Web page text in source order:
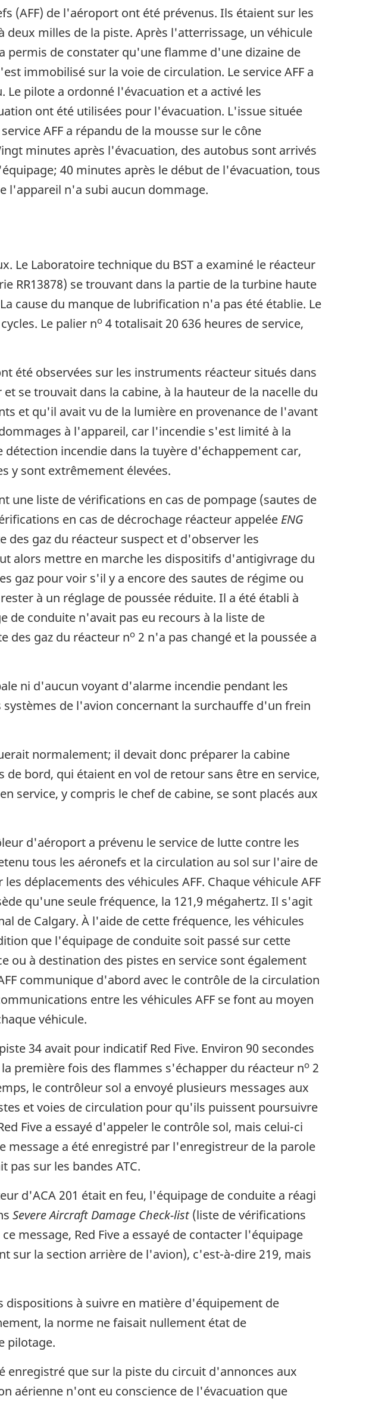
(AFF) de l'aéroport ont été prévenus. Ils étaient sur les
milles de la piste. Après l'atterrissage, un véhicule
permis de constater qu'une flamme d'une dizaine de
immobilisé sur la voie de circulation. Le service AFF a
Le pilote a ordonné l'évacuation et a activé les
ont été utilisées pour l'évacuation. L'issue située
AFF a répandu de la mousse sur le cône
minutes après l'évacuation, des autobus sont arrivés
40 minutes après le début de l'évacuation, tous
l'appareil n'a subi aucun dommage.
Le Laboratoire technique du BST a examiné le réacteur
RR13878) se trouvant dans la partie de la turbine haute
cause du manque de lubrification n'a pas été établie. Le
Le palier no 4 totalisait 20 636 heures de service,
été observées sur les instruments réacteur situés dans
se trouvait dans la cabine, à la hauteur de la nacelle du
et qu'il avait vu de la lumière en provenance de l'avant
à l'appareil, car l'incendie s'est limité à la
incendie dans la tuyère d'échappement car,
y sont extrêmement élevées.
une liste de vérifications en cas de pompage (sautes de
en cas de décrochage réacteur appelée ENG
gaz du réacteur suspect et d'observer les
alors mettre en marche les dispositifs d'antigivrage du
gaz pour voir s'il y a encore des sautes de régime ou
à un réglage de poussée réduite. Il a été établi à
de conduite n'avait pas eu recours à la liste de
des gaz du réacteur no 2 n'a pas changé et la poussée a
ni d'aucun voyant d'alarme incendie pendant les
de l'avion concernant la surchauffe d'un frein
normalement; il devait donc préparer la cabine
bord, qui étaient en vol de retour sans être en service,
service, y compris le chef de cabine, se sont placés aux
d'aéroport a prévenu le service de lutte contre les
tous les aéronefs et la circulation au sol sur l'aire de
déplacements des véhicules AFF. Chaque véhicule AFF
qu'une seule fréquence, la 121,9 mégahertz. Il s'agit
de Calgary. À l'aide de cette fréquence, les véhicules
que l'équipage de conduite soit passé sur cette
ou à destination des pistes en service sont également
communique d'abord avec le contrôle de la circulation
entre les véhicules AFF se font au moyen
véhicule.
34 avait pour indicatif Red Five. Environ 90 secondes
première fois des flammes s'échapper du réacteur no 2
le contrôleur sol a envoyé plusieurs messages aux
et voies de circulation pour qu'ils puissent poursuivre
Five a essayé d'appeler le contrôle sol, mais celui-ci
message a été enregistré par l'enregistreur de la parole
pas sur les bandes ATC.
d'ACA 201 était en feu, l'équipage de conduite a réagi
Severe Aircraft Damage Check-list(liste de vérifications
message, Red Five a essayé de contacter l'équipage
sur la section arrière de l'avion), c'est-à-dire 219, mais
dispositions à suivre en matière d'équipement de
la norme ne faisait nullement état de
pilotage.
que sur la piste du circuit d'annonces aux
aérienne n'ont eu conscience de l'évacuation que